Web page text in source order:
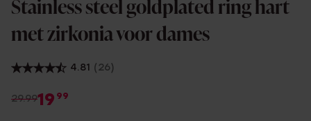
Stainless steel goldplated ring hart
met zirkonia voor dames
4.81 (26)
29.9919 99